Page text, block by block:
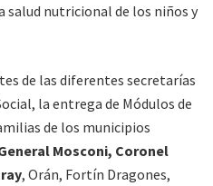
nutricional de los niños y
de las diferentes secretarías
la entrega de Módulos de
de los municipios
Mosconi, Coronel
, Orán, Fortín Dragones,